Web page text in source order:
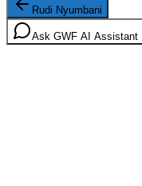
Rudi Nyumbani
Ask GWF AI Assistant